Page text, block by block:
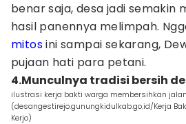
benar saja, desa jadi semakin
hasil panennya melimpah.
mitosini sampai sekarang,
pujaan hati para petani.
4.Munculnya tradisi bersih
ilustrasi kerja bakti warga membersihkan jalan
(desangestirejo.gunungkidulkab.go.id/Kerja
Kerjo)